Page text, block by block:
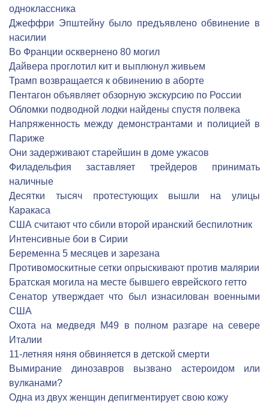
одноклассника
Джеффри Эпштейну было предъявлено обвинение в
насилии
Во Франции осквернено 80 могил
Дайвера проглотил кит и выплюнул живьем
Трамп возвращается к обвинению в аборте
Пентагон объявляет обзорную экскурсию по России
Обломки подводной лодки найдены спустя полвека
Напряженность между демонстрантами и полицией в
Париже
Они задерживают старейшин в доме ужасов
Филадельфия заставляет трейдеров принимать
наличные
Десятки тысяч протестующих вышли на улицы
Каракаса
США считают что сбили второй иранский беспилотник
Интенсивные бои в Сирии
Беременна 5 месяцев и зарезана
Противомоскитные сетки опрыскивают против малярии
Братская могила на месте бывшего еврейского гетто
Сенатор утверждает что был изнасилован военными
США
Охота на медведя М49 в полном разгаре на севере
Италии
11-летняя няня обвиняется в детской смерти
Вымирание динозавров вызвано астероидом или
вулканами?
Одна из двух женщин депигментирует свою кожу